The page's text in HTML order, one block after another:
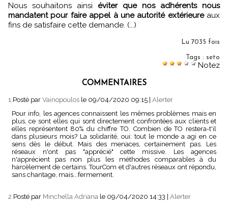
Nous souhaitons ainsi éviter que nos adhérents nous
mandatent pour faire appel à une autorité extérieureaux
fins de satisfaire cette demande. (...)
Lu 7035 fois
Tags : seto
Notez
COMMENTAIRES
1.Posté par Vainopoulos le 09/04/2020 09:15 Alerter
Pour info, les agences connaissent les mêmes problèmes mais en
plus, ce sont elles qui sont directement confrontées aux clients et
elles représentent 80% du chiffre TO. Combien de TO restera-t'il
dans plusieurs mois? La solidarité, oui: tout le monde a agi en ce
sens dès le début. Mais des menaces, certainement pas. Les
réseaux n'ont pas "apprécié" cette missive. Les agences
n'apprécient pas non plus les méthodes comparables à du
harcèlement de certains. TourCom et d'autres réseaux ont répondu,
sans chantage, mais...fermement.
2.Posté par Minchella Adriana le 09/04/2020 14:33
Alerter